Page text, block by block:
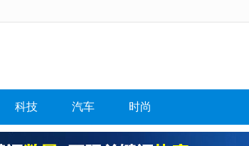
科技 汽车 时尚